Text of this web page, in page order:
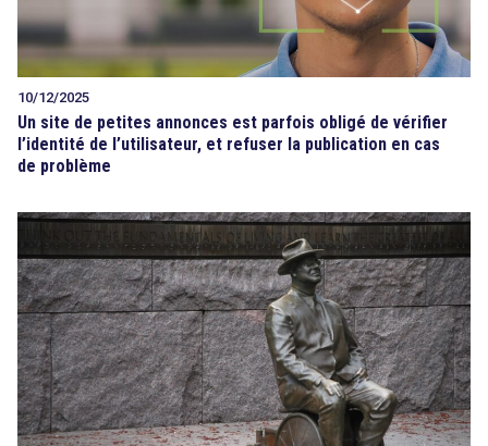
10/12/2025
Un site de petites annonces est parfois obligé de vérifier
l’identité de l’utilisateur, et refuser la publication en cas
de problème